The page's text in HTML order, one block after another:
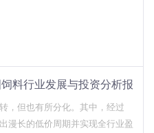
料行业发展与投资分析报
，但也有所分化。其中，经过
漫长的低价周期并实现全行业盈